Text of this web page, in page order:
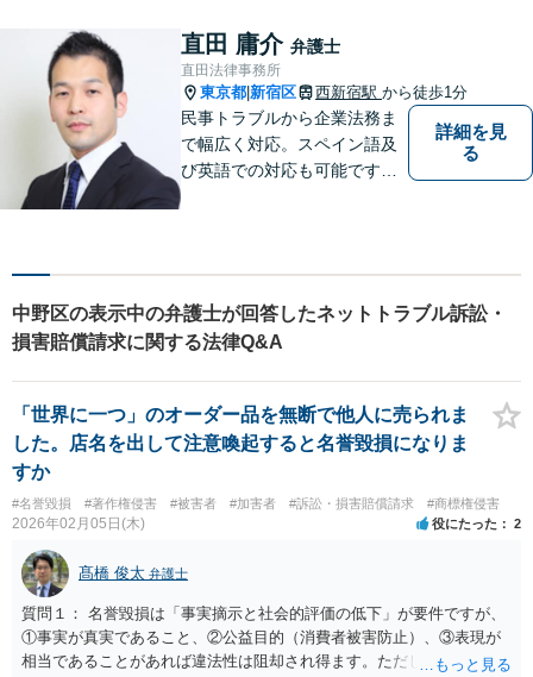
務トラブル・債権回収・相
続・離婚・不動産などお困り
の方はぜひご相談ください。
直田 庸介 弁護士
直田法律事務所
東京都 新宿区 西新宿駅 から徒歩1分
民事トラブルから企業法務ま
で幅広く対応。スペイン語及
び英語での対応も可能です。
っております。
詳細を見
る
中野区の表示中の弁護士が回答したネットトラブル訴訟・
損害賠償請求に関する法律Q&A
「世界に一つ」のオーダー品を無断で他人に売られま
した。店名を出して注意喚起すると名誉毀損になりま
すか
#名誉毀損 #著作権侵害 #被害者 #加害者 #訴訟・損害賠償請求 #商標権侵害
2026年02月05日(木) 役にたった 2
髙橋 俊太 弁護士
質問１： 名誉毀損は「事実摘示と社会的評価の低下」が要件ですが、
①事実が真実であること、②公益目的（消費者被害防止）、③表現が
相当であることがあれば違法性は阻却され得ます。ただし、「詐欺」